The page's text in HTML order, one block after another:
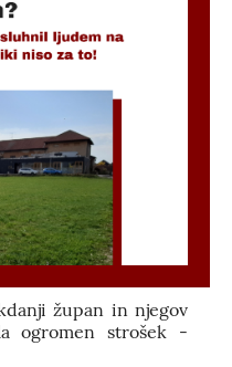
župan in njegov
ogromen strošek -